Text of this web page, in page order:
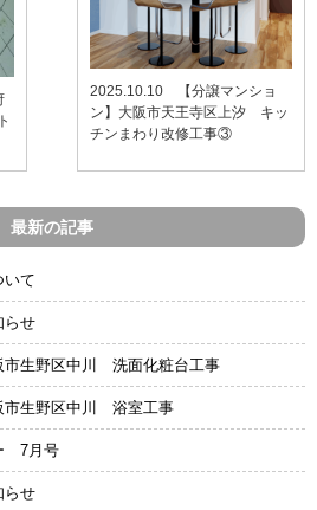
2025.10.10 【分譲マンショ
ン】大阪市天王寺区上汐 キッ
チンまわり改修工事③
最新の記事
て
らせ
生野区中川 洗面化粧台工事
生野区中川 浴室工事
7月号
らせ